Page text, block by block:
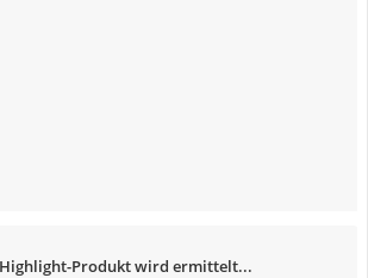
Produkt wird ermittelt...